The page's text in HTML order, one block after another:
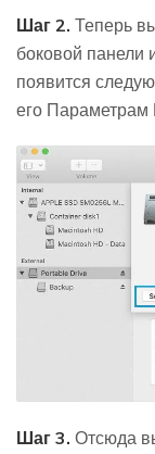
Шаг 2. Теперь
боковой панели
появится
его Параметрам
Шаг 3. Отсюда